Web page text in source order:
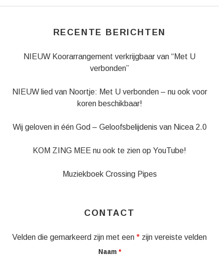
Dorpskerk Wierden Burg. J.C. van den Bergplein 3
RECENTE BERICHTEN
NIEUW Koorarrangement verkrijgbaar van “Met U
verbonden”
NIEUW lied van Noortje: Met U verbonden – nu ook voor
koren beschikbaar!
Wij geloven in één God – Geloofsbelijdenis van Nicea 2.0
KOM ZING MEE nu ook te zien op YouTube!
Muziekboek Crossing Pipes
CONTACT
Velden die gemarkeerd zijn met een * zijn vereiste velden
Naam *